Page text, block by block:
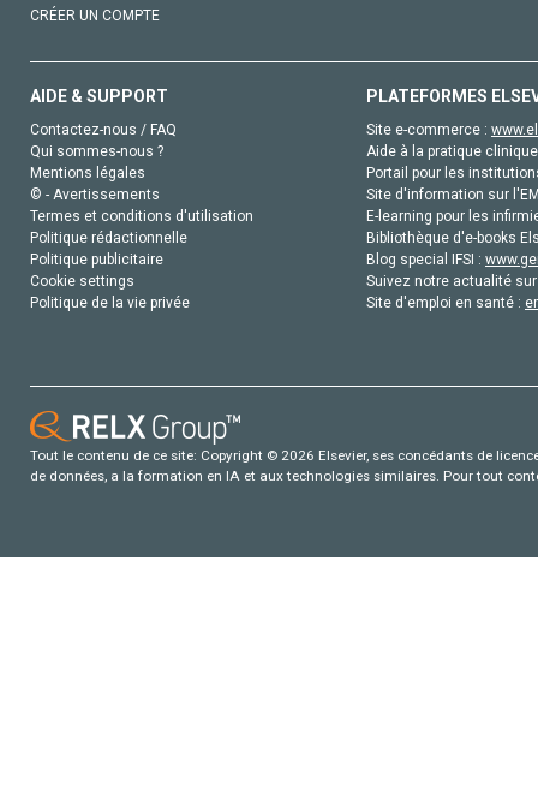
CRÉER UN COMPTE
AIDE & SUPPORT
Contactez-nous / FAQ
Qui sommes-nous ?
Mentions légales
© - Avertissements
Termes et conditions d'utilisation
Politique rédactionnelle
Politique publicitaire
Cookie settings
Politique de la vie privée
PLATEFORMES
Site e-commerce :
Aide à la pratique
Portail pour les
Site d'information sur
E-learning pour les
Bibliothèque d'e-books
Blog special IFSI :
Suivez notre actualité
Site d'emploi en santé :
Tout le contenu de ce site: Copyright © 2026 Elsevier, ses concédants de
de données, a la formation en IA et aux technologies similaires. Pour tout